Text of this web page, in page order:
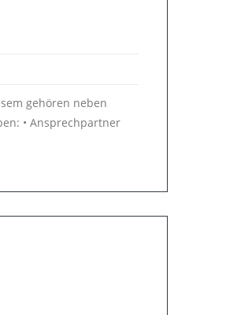
gehören neben
• Ansprechpartner